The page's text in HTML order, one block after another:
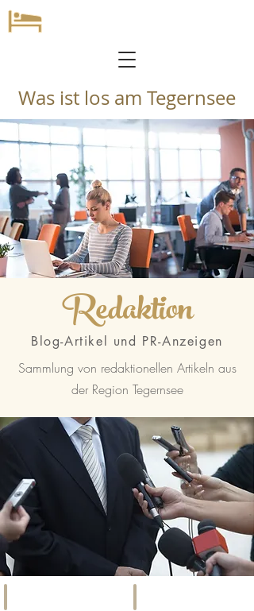
Was ist los am Tegernsee
Redaktion
Blog-Artikel und PR-Anzeigen
Sammlung von redaktionellen Artikeln aus
der Region Tegernsee